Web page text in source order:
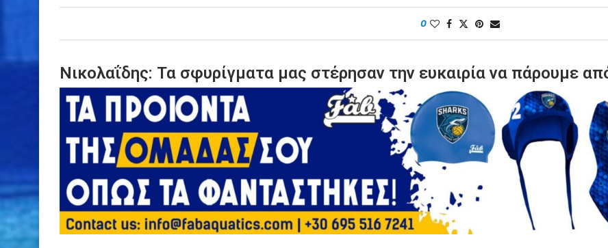
0
Νικολαΐδης: Τα σφυρίγματα μας στέρησαν την ευκαιρία να πάρουμε